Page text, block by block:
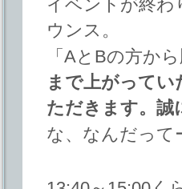
イベントが終わ
ウンス。
「AとBの方か
まで上がって
ただきます。誠
な、なんだって